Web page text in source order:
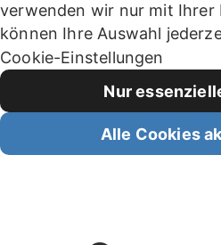
verwenden wir nur mit Ihrer
können Ihre Auswahl
Cookie-Einstellungen
Nur
Alle Cookies